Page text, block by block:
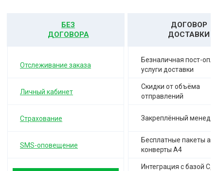
БЕЗ
ДОГОВОРА
Отслеживание заказа
Личный кабинет
Страхование
SMS-оповещение
ДОГОВОР
ДОСТАВКИ
Безналичная пост-
услуги доставки
Скидки от объёма
отправлений
Закреплённый
Бесплатные пакеты а-
конверты А4
Интеграция с базой